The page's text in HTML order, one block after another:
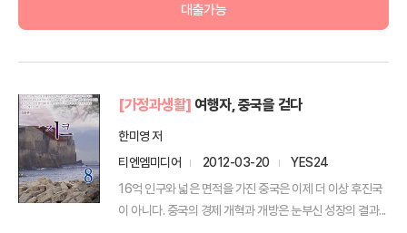
대출가능
[가정과생활] 여행자, 중국을 걷다
한미영 저
티엔엠미디어
2012-03-20
YES24
16억 인구와 넓은 면적을 가진 중국은 이제 더 이상 후진국
이 아니다. 중국의 경제 개혁과 개방은 눈부신 성장의 결과...